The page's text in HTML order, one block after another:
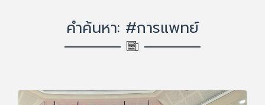
คำค้นหา: #การแพทย์